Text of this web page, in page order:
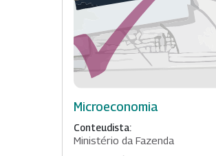
Microeconomia
Conteudista:
Ministério da Fazenda